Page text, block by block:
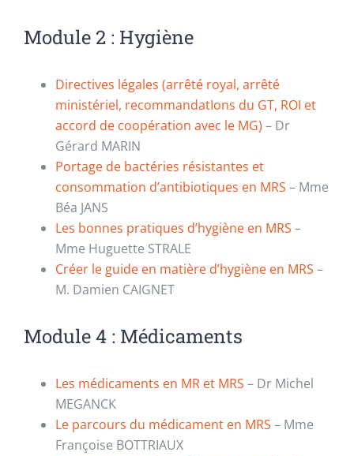
Module 2 : Hygiène
Directives légales (arrêté royal, arrêté
ministériel, recommandatIons du GT, ROI et
accord de coopération avec le MG) – Dr
Gérard MARIN
Portage de bactéries résistantes et
consommation d’antibiotiques en MRS – Mme
Béa JANS
Les bonnes pratiques d’hygiène en MRS –
Mme Huguette STRALE
Créer le guide en matière d’hygiène en MRS –
M. Damien CAIGNET
Module 4 : Médicaments
Les médicaments en MR et MRS – Dr Michel
MEGANCK
Le parcours du médicament en MRS – Mme
Françoise BOTTRIAUX